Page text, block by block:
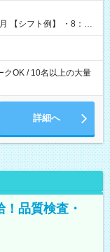
クOK / 10名以上の大量
詳細へ
品質検査・